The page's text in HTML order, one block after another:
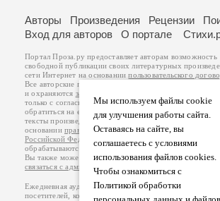
Мы используем файлы cookie
для улучшения работы сайта.
Оставаясь на сайте, вы
соглашаетесь с условиями
использования файлов cookies.
Чтобы ознакомиться с
Политикой обработки
Авторы Произведения Рецензии
Вход для авторов
О портале
Портал Проза.ру предоставляет авторам возможность
свободной публикации своих литературных
сети Интернет на основаниипользовательского
Все авторские права на произведения принадлежат
и охраняются законом
. Перепечатка произведений
только с согласия его автора, к которому вы можете
обратиться на его авторской странице.
тексты произведений авторы несут самостоятельно на
основанииправил публикацииизаконодательства
Российской Федерации
обрабатываются на основанииПолитики обработки
Вы также можете посмотреть более подробную
связаться с администрацией
Ежедневная аудитория портала Проза.ру – порядка
посетителей, которые в общей сумме просматривают